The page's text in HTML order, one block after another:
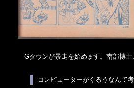
Gタウンが暴走を始めます。南部博士
コンピューターがくるうなんて